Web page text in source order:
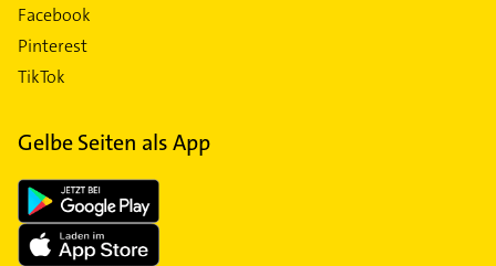
Facebook
Pinterest
TikTok
Gelbe Seiten als App